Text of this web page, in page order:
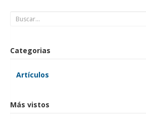
Categorias
Artículos
Más vistos